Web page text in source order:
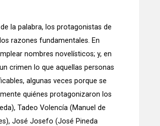
la palabra, los protagonistas de
razones fundamentales. En
nombres novelísticos; y, en
crimen lo que aquellas personas
algunas veces porque se
quiénes protagonizaron los
Tadeo Volencía (Manuel de
José Josefo (José Pineda